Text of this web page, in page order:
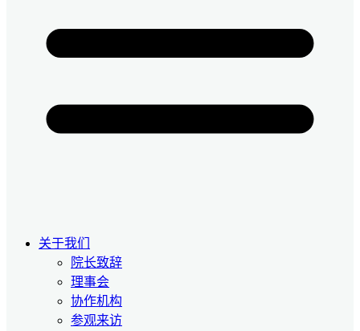
关于我们
院长致辞
理事会
协作机构
参观来访